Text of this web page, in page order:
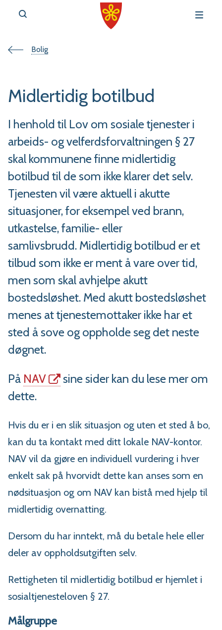
Du
her:
Bolig
Midlertidig botilbud
I henhold til Lov om sosiale tjenester i
arbeids- og velferdsforvaltningen § 27
skal kommunene finne midlertidig
botilbud til de som ikke klarer det selv.
Tjenesten vil være aktuell i akutte
situasjoner, for eksempel ved brann,
utkastelse, familie- eller
samlivsbrudd. Midlertidig botilbud er et
tilbud som ikke er ment å vare over tid,
men som skal avhjelpe akutt
bostedsløshet. Med akutt bostedsløshet
menes at tjenestemottaker ikke har et
sted å sove og oppholde seg det neste
døgnet.
På NAV
sine sider kan du lese mer om
dette.
Hvis du er i en slik situasjon og uten et sted å bo,
kan du ta kontakt med ditt lokale NAV-kontor.
NAV vil da gjøre en individuell vurdering i hver
enkelt sak på hvorvidt dette kan anses som en
nødsituasjon og om NAV kan bistå med hjelp til
midlertidig overnatting.
Dersom du har inntekt, må du betale hele eller
deler av oppholdsutgiften selv.
Rettigheten til midlertidig botilbud er hjemlet i
sosialtjenesteloven § 27.
Målgruppe